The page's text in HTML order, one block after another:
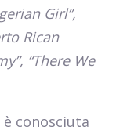
Girl”,
Rican
“There We
è conosciuta